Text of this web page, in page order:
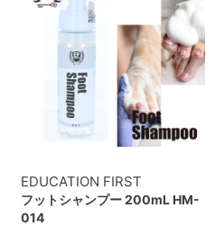
EDUCATION FIRST
フットシャンプー 200mL HM-
014